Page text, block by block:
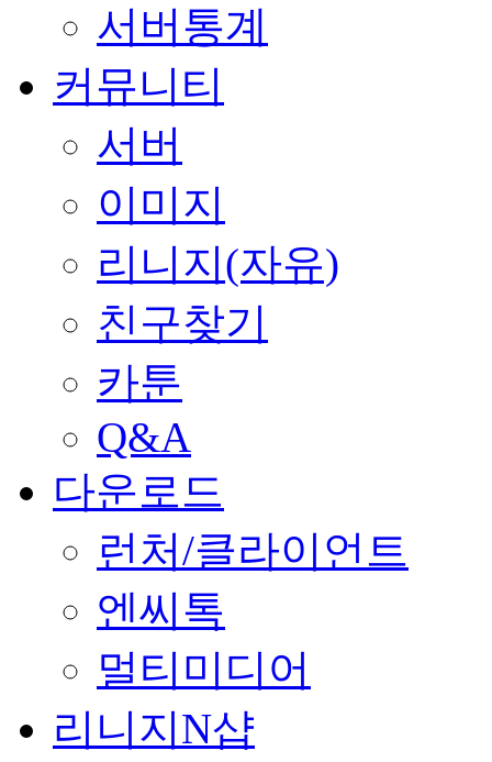
서버통계
커뮤니티
서버
이미지
리니지(자유)
친구찾기
카툰
Q&A
다운로드
런처/클라이언트
엔씨톡
멀티미디어
리니지N샵